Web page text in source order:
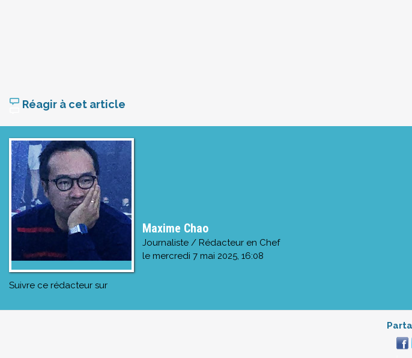
Réagir à cet article
Maxime Chao
Journaliste / Rédacteur en Chef
le mercredi 7 mai 2025, 16:08
Suivre ce rédacteur sur